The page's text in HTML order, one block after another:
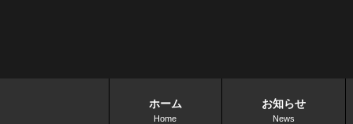
ホーム
Home
お知らせ
News